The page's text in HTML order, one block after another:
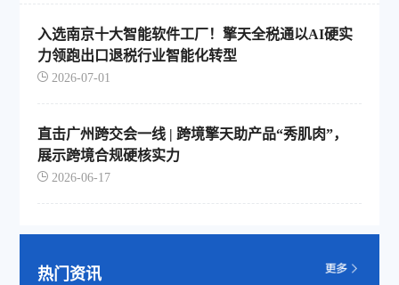
入选南京十大智能软件工厂！擎天全税通以AI硬实
力领跑出口退税行业智能化转型
2026-07-01
直击广州跨交会一线 | 跨境擎天助产品“秀肌肉”，
展示跨境合规硬核实力
2026-06-17
热门资讯